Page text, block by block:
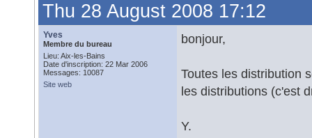
Thu 28 August 2008 17:12
Yves
Membre du bureau
Lieu: Aix-les-Bains
Date d'inscription: 22 Mar 2006
Messages: 10087
Site web
bonjour,
Toutes les distribution
les distributions (c'est
Y.